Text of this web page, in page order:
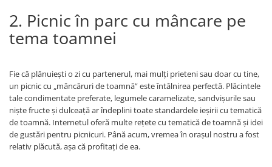
2. Picnic în parc cu mâncare pe
tema toamnei
Fie că plănuiești o zi cu partenerul, mai mulți prieteni sau doar cu tine,
un picnic cu „mâncăruri de toamnă” este întâlnirea perfectă. Plăcintele
tale condimentate preferate, legumele caramelizate, sandvișurile sau
niște fructe și dulceață ar îndeplini toate standardele ieșirii cu tematică
de toamnă. Internetul oferă multe rețete cu tematică de toamnă și idei
de gustări pentru picnicuri. Până acum, vremea în oraşul nostru a fost
relativ plăcută, așa că profitați de ea.